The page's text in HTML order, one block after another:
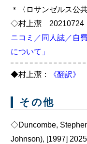
＊〈ロサンゼルス公
◇村上潔
ニコミ／同人誌／自
について」
◆村上潔： 《翻訳》
その他
◇Duncombe,
Johnson), [1997]